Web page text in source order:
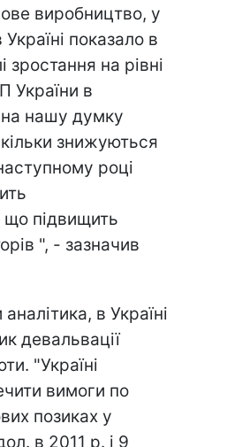
виробництво, у
показало в
зростання на рівні
України в
нашу думку
знижуються
році
що підвищить
", - зазначив
в Україні
девальвації
"Україні
вимоги по
позиках у
в 2011 р. і 9